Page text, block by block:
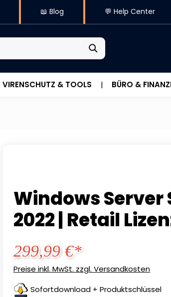
📖 Blog 💬 Help Center
VIRENSCHUTZ & TOOLS BÜRO &
Windows
2022 | Retail
299,99 €*
Preise inkl. MwSt. zzgl. Versandkosten
Sofortdownload + Produktschlüssel